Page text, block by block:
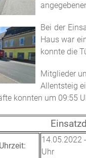
Bei der
Haus war
konnte die
Mitglieder
Allentsteig
konnten um 09:55
14.05.2022
Uhr